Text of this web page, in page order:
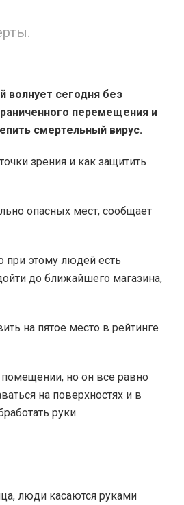
волнует сегодня без
перемещения и
смертельный вирус.
зрения и как защитить
опасных мест, сообщает
при этому людей есть
до ближайшего магазина,
на пятое место в рейтинге
но он все равно
на поверхностях и в
руки.
люди касаются руками